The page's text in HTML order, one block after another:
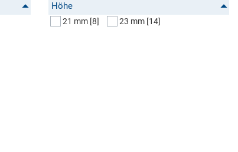
Höhe
21 mm [8] 23 mm [14]